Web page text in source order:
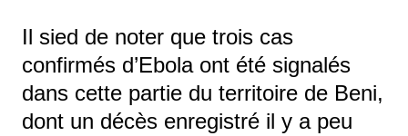
Il sied de noter que trois cas
confirmés d’Ebola ont été signalés
dans cette partie du territoire de Beni,
dont un décès enregistré il y a peu